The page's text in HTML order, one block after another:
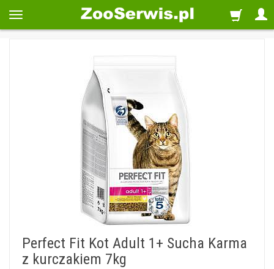
Perfect Fit Kot Adult 1+ Sucha Karma
z kurczakiem 7kg